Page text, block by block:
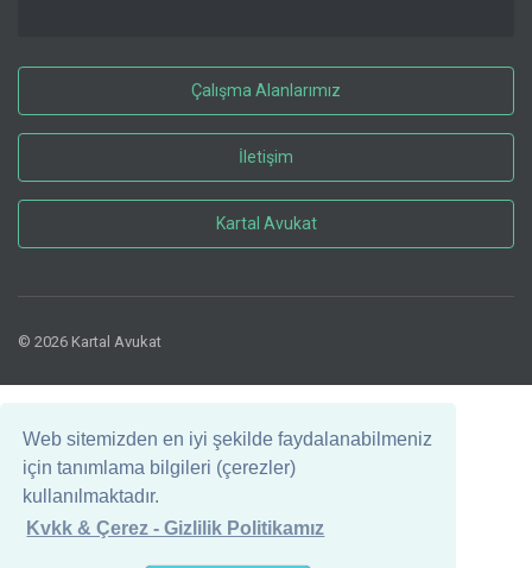
Web sitemizden en iyi şekilde faydalanabilmeniz
için tanımlama bilgileri (çerezler)
kullanılmaktadır.
Kvkk & Çerez - Gizlilik Politikamız
Çalışma Alanlarımız
İletişim
Kartal Avukat
© 2026 Kartal Avukat